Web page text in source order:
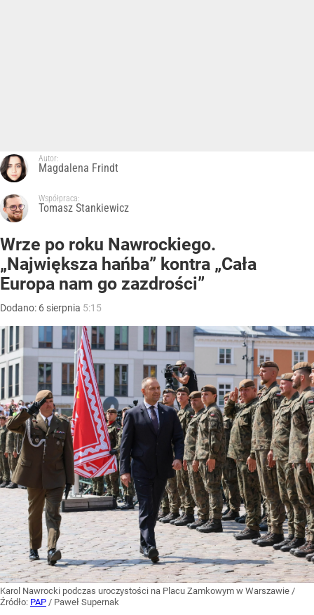
Autor:
Magdalena Frindt
Współpraca:
Tomasz Stankiewicz
Wrze po roku Nawrockiego.
„Największa hańba” kontra „Cała
Europa nam go zazdrości”
Dodano: 6 sierpnia 5:15
Karol Nawrocki podczas uroczystości na Placu Zamkowym w Warszawie /
Źródło: PAP / Paweł Supernak